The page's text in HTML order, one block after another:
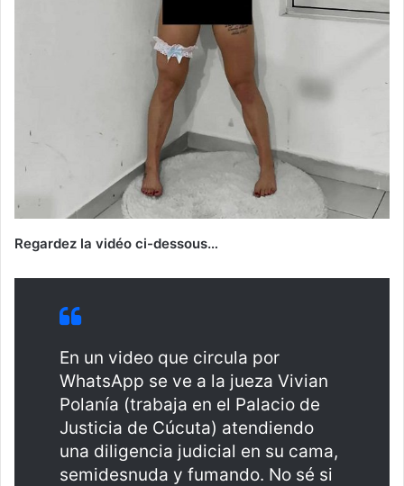
Regardez la vidéo ci-dessous…
En un video que circula por
WhatsApp se ve a la jueza Vivian
Polanía (trabaja en el Palacio de
Justicia de Cúcuta) atendiendo
una diligencia judicial en su cama,
semidesnuda y fumando. No sé si